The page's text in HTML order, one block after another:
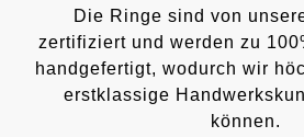
Die Ringe sind von
zertifiziert und werden zu
handgefertigt, wodurch wir
erstklassige
können.